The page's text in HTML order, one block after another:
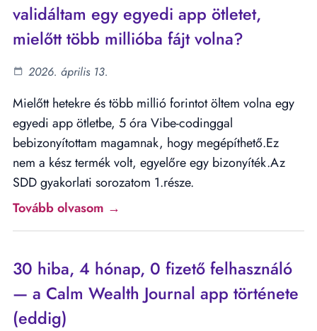
validáltam egy egyedi app ötletet,
mielőtt több millióba fájt volna?
2026. április 13.
Mielőtt hetekre és több millió forintot öltem volna egy
egyedi app ötletbe, 5 óra Vibe-codinggal
bebizonyítottam magamnak, hogy megépíthető.Ez
nem a kész termék volt, egyelőre egy bizonyíték.Az
SDD gyakorlati sorozatom 1.része.
Tovább olvasom →
30 hiba, 4 hónap, 0 fizető felhasználó
— a Calm Wealth Journal app története
(eddig)